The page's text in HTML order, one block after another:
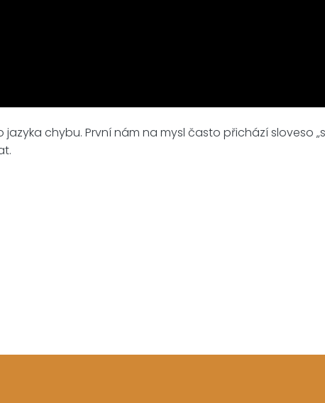
chybu. První nám na mysl často přichází sloveso